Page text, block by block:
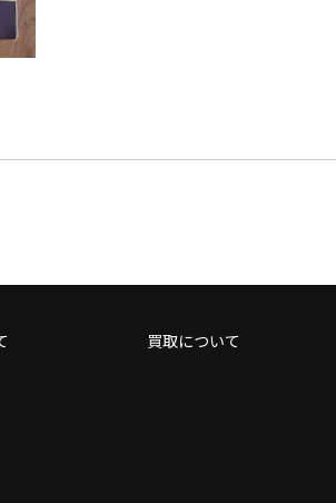
買取について